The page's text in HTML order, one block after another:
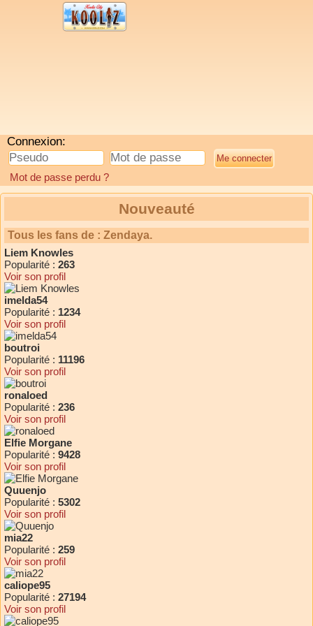
Connexion:
Mot de passe perdu ?
Nouveauté
Tous les fans de : Zendaya.
Liem Knowles
Popularité : 263
Voir son profil
imelda54
Popularité : 1234
Voir son profil
boutroi
Popularité : 11196
Voir son profil
ronaloed
Popularité : 236
Voir son profil
Elfie Morgane
Popularité : 9428
Voir son profil
Quuenjo
Popularité : 5302
Voir son profil
mia22
Popularité : 259
Voir son profil
caliope95
Popularité : 27194
Voir son profil